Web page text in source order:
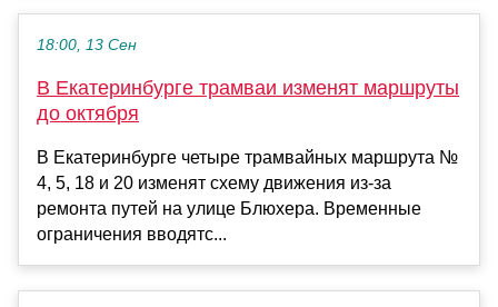
18:00, 13 Сен
В Екатеринбурге трамваи изменят маршруты
до октября
В Екатеринбурге четыре трамвайных маршрута №
4, 5, 18 и 20 изменят схему движения из-за
ремонта путей на улице Блюхера. Временные
ограничения вводятс...